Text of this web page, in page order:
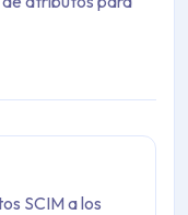
SCIM a los